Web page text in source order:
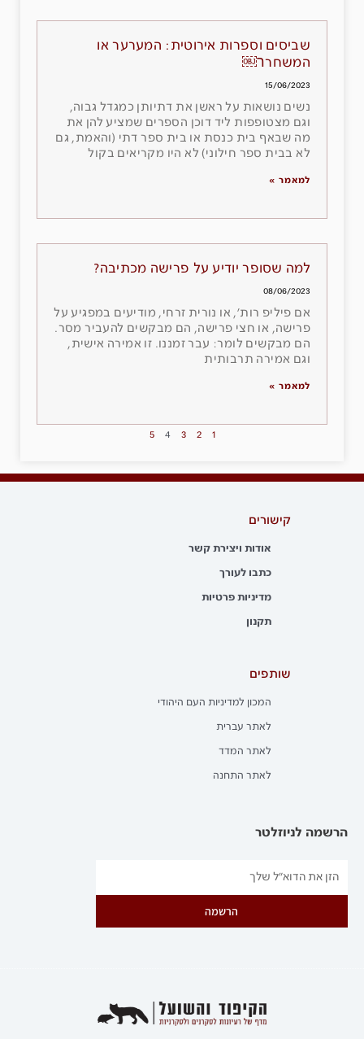
שביסים וספרות אירוטית: המערער או
המשחרר￼
15/06/2023
נשים נושאות על ראשן את דתיותן כמגדל גבוה,
וגם מצטופפות ליד דוכן הספרים שמציע להן את
מה שבאף בית כנסת או בית ספר דתי (והאמת, גם
לא בבית ספר חילוני) לא היו מקריאים בקול
למאמר »
למה שסופר יודיע על פרישה מכתיבה?
08/06/2023
אם פיליפ רות׳, או נורית זרחי, מודיעים במפגיע על
פרישה, או חצי פרישה, הם מבקשים להעביר מסר.
הם מבקשים לומר: עבר זמננו. זו אמירה אישית,
וגם אמירה תרבותית
למאמר »
1
2
3
4
5
קישורים
אודות ויצירת קשר
כתבו לעורך
מדיניות פרטיות
תקנון
שותפים
המכון למדיניות העם היהודי
לאתר עברית
לאתר המדד
לאתר התחנה
הרשמה לניוזלטר
הרשמה